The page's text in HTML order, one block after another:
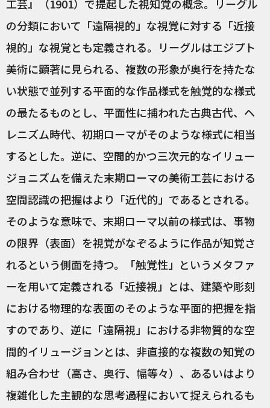
工芸』（1901）で提起した視知覚の概念。リーグル
の分類において「遠隔視的」な視覚に対する「近接
視的」な視覚とも定義される。リーグルはエジプト
美術に顕著に見られる、複数の形象が奥行を持たな
い状態で並列する平面的な作品様式を触覚的な様式
の最たるものとし、平面性に捕われた古典古代、ヘ
レニズム時代、初期ローマがそのような様式に相当
するとした。逆に、空間的かつ三次元的なイリュー
ジョニズムを備えた末期ローマの美術工芸における
空間認識の把握はより「近代的」であるとされる。
そのような意味で、末期ローマ以前の様式は、事物
の限界（表面）を視覚がなぞるように作品が知覚さ
れるという側面を持つ。「触覚性」というメタファ
ーを用いて定義される「近接視」とは、建築や彫刻
における物理的な表面のそのような平面的把握を指
すのであり、逆に「遠隔視」における非物質的な空
間的イリュージョンとは、非直接的な複数の知覚の
組み合わせ（高さ、奥行、幅等々）、あるいはより
複雑化した主観的な思考過程において捉えられるも